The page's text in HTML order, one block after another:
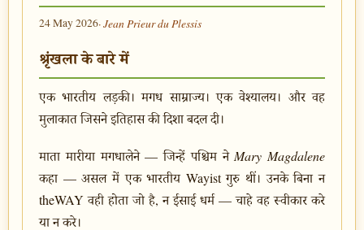
24 May 2026· Jean Prieur du Plessis
श्रृंखला के बारे में
एक भारतीय लड़की। मगध साम्राज्य। एक वेश्यालय। और वह
मुलाकात जिसने इतिहास की दिशा बदल दी।
माता मारीया मगधालेने — जिन्हें पश्चिम ने Mary Magdalene
कहा — असल में एक भारतीय Wayist गुरु थीं। उनके बिना न
theWAY वही होता जो है, न ईसाई धर्म — चाहे वह स्वीकार करे
या न करे।